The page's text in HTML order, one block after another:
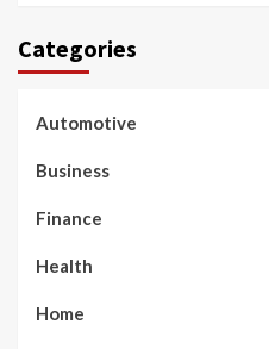
Categories
Automotive
Business
Finance
Health
Home